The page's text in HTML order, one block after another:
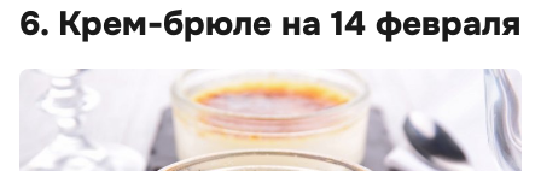
6. Крем-брюле на 14 февраля